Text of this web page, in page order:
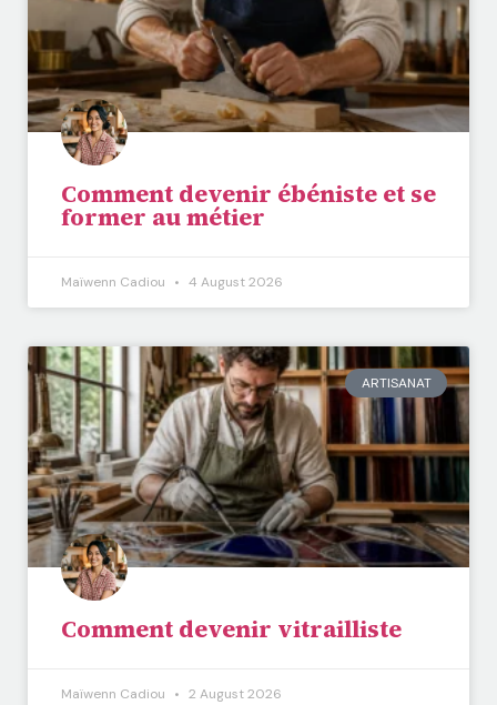
Comment devenir ébéniste et se
former au métier
Maïwenn Cadiou 4 August 2026
ARTISANAT
Comment devenir vitrailliste
Maïwenn Cadiou 2 August 2026